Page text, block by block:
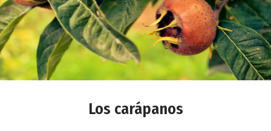
Los carápanos